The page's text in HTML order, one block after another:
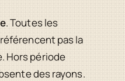
. Toutes les
pas la
Hors période
des rayons.